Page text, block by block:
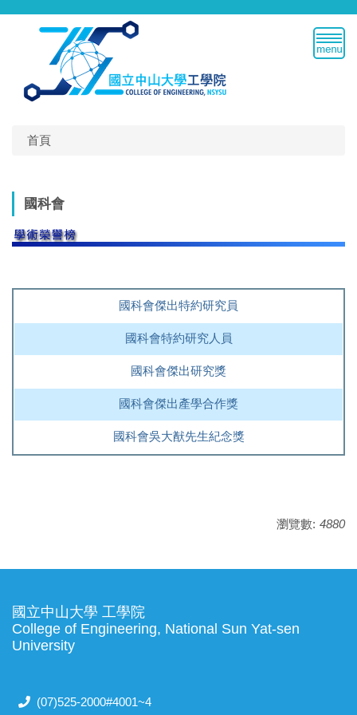
跳
首頁
國科會
國科會傑出特約研究員
國科會特約研究人員
國科會傑出研究獎
國科會傑出產學合作獎
國科會吳大猷先生紀念獎
瀏覽數: 4880
國立中山大學 工學院
College of Engineering, National Sun Yat-sen
University
(07)525-2000#4001~4